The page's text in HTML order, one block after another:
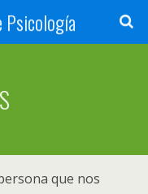
Psicología
que nos